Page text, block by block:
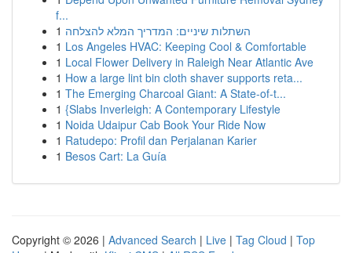
f...
1 השתלות שיניים: המדריך המלא להצלחה
1 Los Angeles HVAC: Keeping Cool & Comfortable
1 Local Flower Delivery in Raleigh Near Atlantic Ave
1 How a large lint bin cloth shaver supports reta...
1 The Emerging Charcoal Giant: A State-of-t...
1 {Slabs Inverleigh: A Contemporary Lifestyle
1 Noida Udaipur Cab Book Your Ride Now
1 Ratudepo: Profil dan Perjalanan Karier
1 Besos Cart: La Guía
Copyright © 2026 | Advanced Search | Live | Tag Cloud | Top